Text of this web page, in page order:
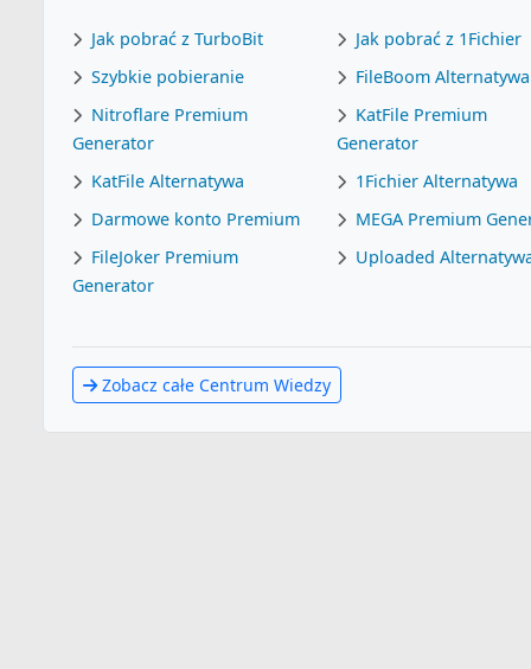
Jak pobrać z TurboBit
Szybkie pobieranie
Nitroflare Premium
Generator
KatFile Alternatywa
Darmowe konto Premium
FileJoker Premium
Generator
Jak pobrać z 1Fichier
FileBoom Alternatywa
KatFile Premium
Generator
1Fichier Alternatywa
MEGA Premium
Uploaded
Zobacz całe Centrum Wiedzy